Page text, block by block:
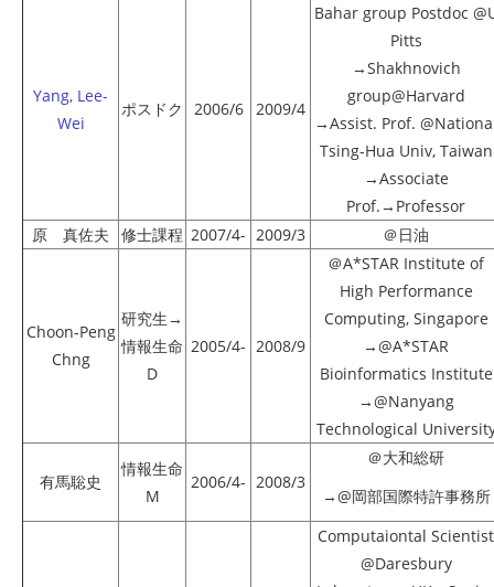
Yang, Lee-
Wei
ポスドク 2006/6 2009/4
Bahar group Postdoc
Pitts
→Shakhnovich
group@Harvard
→Assist. Prof.
Tsing-Hua Univ, Taiwan
→Associate
Prof.→Professor
原 真佐夫
修士課程 2007/4- 2009/3 ＠日油
Choon-Peng
Chng
研究生→
情報生命
D
2005/4- 2008/9
＠A*STAR Institute of
High Performance
Computing, Singapore
→@A*STAR
Bioinformatics Institute
→@Nanyang
Technological
有馬聡史
情報生命
M
2006/4- 2008/3
＠大和総研
→@岡部国際特許事務所
Computaiontal Scientist
@Daresbury